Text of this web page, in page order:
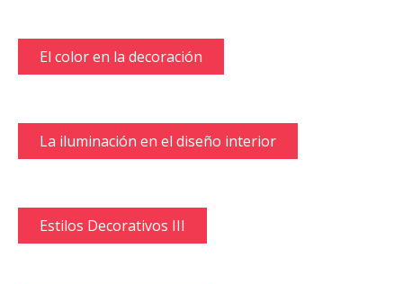
El color en la decoración
La iluminación en el diseño interior
Estilos Decorativos III